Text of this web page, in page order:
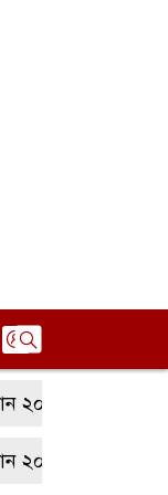
| RU A Unit
| RU A Unit